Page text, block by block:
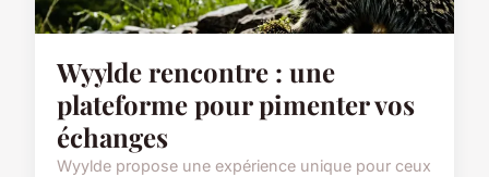
Wyylde rencontre : une
plateforme pour pimenter vos
échanges
Wyylde propose une expérience unique pour ceux